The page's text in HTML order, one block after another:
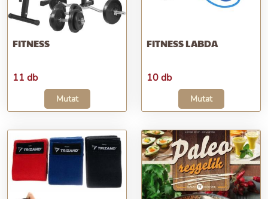
FITNESS
11 db
Mutat
FITNESS LABDA
10 db
Mutat